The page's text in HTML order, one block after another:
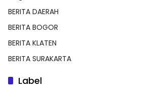
BERITA DAERAH
BERITA BOGOR
BERITA KLATEN
BERITA SURAKARTA
Label